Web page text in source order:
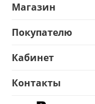
Магазин
Покупателю
Кабинет
Контакты